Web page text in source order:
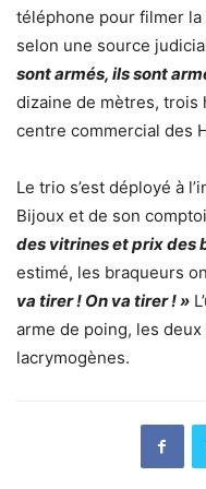
téléphone pour filmer
selon une source
sont armés, ils sont
dizaine de mètres, trois
centre commercial des
Le trio s’est déployé à
Bijoux et de son
des vitrines et prix des
estimé, les braqueurs
va tirer ! On va tirer ! »
arme de poing, les
lacrymogènes.